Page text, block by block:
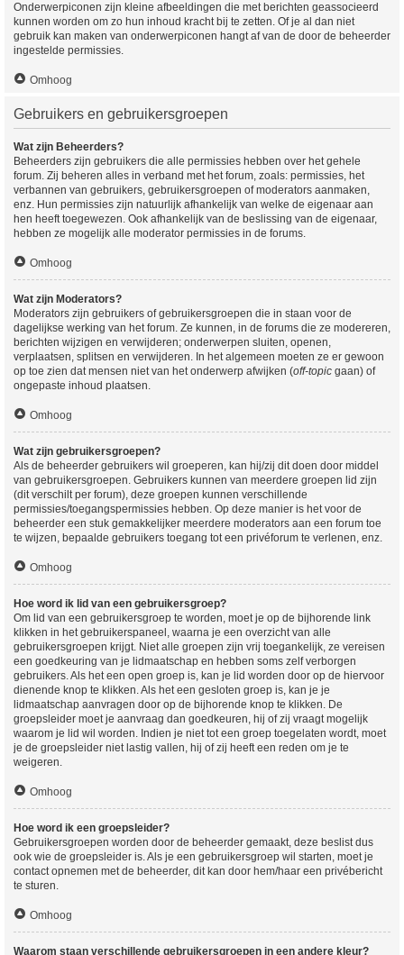
Onderwerpiconen zijn kleine afbeeldingen die met berichten geassocieerd
kunnen worden om zo hun inhoud kracht bij te zetten. Of je al dan niet
gebruik kan maken van onderwerpiconen hangt af van de door de beheerder
ingestelde permissies.
Omhoog
Gebruikers en gebruikersgroepen
Wat zijn Beheerders?
Beheerders zijn gebruikers die alle permissies hebben over het gehele
forum. Zij beheren alles in verband met het forum, zoals: permissies, het
verbannen van gebruikers, gebruikersgroepen of moderators aanmaken,
enz. Hun permissies zijn natuurlijk afhankelijk van welke de eigenaar aan
hen heeft toegewezen. Ook afhankelijk van de beslissing van de eigenaar,
hebben ze mogelijk alle moderator permissies in de forums.
Omhoog
Wat zijn Moderators?
Moderators zijn gebruikers of gebruikersgroepen die in staan voor de
dagelijkse werking van het forum. Ze kunnen, in de forums die ze modereren,
berichten wijzigen en verwijderen; onderwerpen sluiten, openen,
verplaatsen, splitsen en verwijderen. In het algemeen moeten ze er gewoon
op toe zien dat mensen niet van het onderwerp afwijken (off-topic gaan) of
ongepaste inhoud plaatsen.
Omhoog
Wat zijn gebruikersgroepen?
Als de beheerder gebruikers wil groeperen, kan hij/zij dit doen door middel
van gebruikersgroepen. Gebruikers kunnen van meerdere groepen lid zijn
(dit verschilt per forum), deze groepen kunnen verschillende
permissies/toegangspermissies hebben. Op deze manier is het voor de
beheerder een stuk gemakkelijker meerdere moderators aan een forum toe
te wijzen, bepaalde gebruikers toegang tot een privéforum te verlenen, enz.
Omhoog
Hoe word ik lid van een gebruikersgroep?
Om lid van een gebruikersgroep te worden, moet je op de bijhorende link
klikken in het gebruikerspaneel, waarna je een overzicht van alle
gebruikersgroepen krijgt. Niet alle groepen zijn vrij toegankelijk, ze vereisen
een goedkeuring van je lidmaatschap en hebben soms zelf verborgen
gebruikers. Als het een open groep is, kan je lid worden door op de hiervoor
dienende knop te klikken. Als het een gesloten groep is, kan je je
lidmaatschap aanvragen door op de bijhorende knop te klikken. De
groepsleider moet je aanvraag dan goedkeuren, hij of zij vraagt mogelijk
waarom je lid wil worden. Indien je niet tot een groep toegelaten wordt, moet
je de groepsleider niet lastig vallen, hij of zij heeft een reden om je te
weigeren.
Omhoog
Hoe word ik een groepsleider?
Gebruikersgroepen worden door de beheerder gemaakt, deze beslist dus
ook wie de groepsleider is. Als je een gebruikersgroep wil starten, moet je
contact opnemen met de beheerder, dit kan door hem/haar een privébericht
te sturen.
Omhoog
Waarom staan verschillende gebruikersgroepen in een andere kleur?